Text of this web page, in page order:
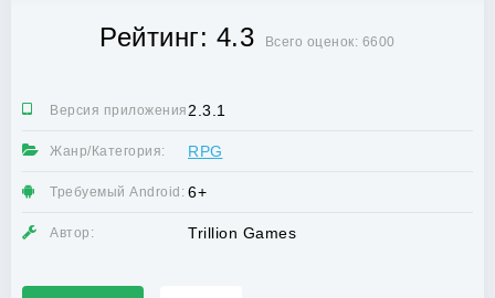
Рейтинг: 4.3 Всего оценок: 6600
Версия приложения:2.3.1
Жанр/Категория: RPG
Требуемый Android: 6+
Автор: Trillion Games